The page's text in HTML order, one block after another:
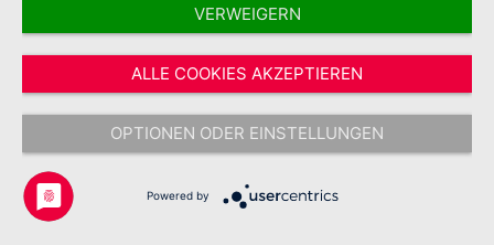
VERWEIGERN
ALLE COOKIES AKZEPTIEREN
OPTIONEN ODER EINSTELLUNGEN
Powered by